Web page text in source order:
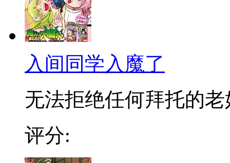
入间同学入魔了
无法拒绝任何拜托的老
评分: